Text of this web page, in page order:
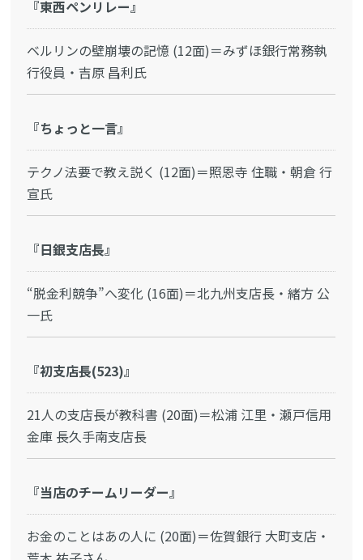
『東西ペンリレー』
ベルリンの壁崩壊の記憶 (12面)＝みずほ銀行常務執
行役員・吉原 昌利氏
『ちょっと一言』
テクノ法要で教え説く (12面)＝照恩寺 住職・朝倉 行
宣氏
『日銀支店長』
“脱金利競争”へ変化 (16面)＝北九州支店長・緒方 公
一氏
『初支店長(523)』
21人の支店長が教科書 (20面)＝松浦 江里・瀬戸信用
金庫 長久手南支店長
『当店のチームリーダー』
お金のことはあの人に (20面)＝佐賀銀行 大町支店・